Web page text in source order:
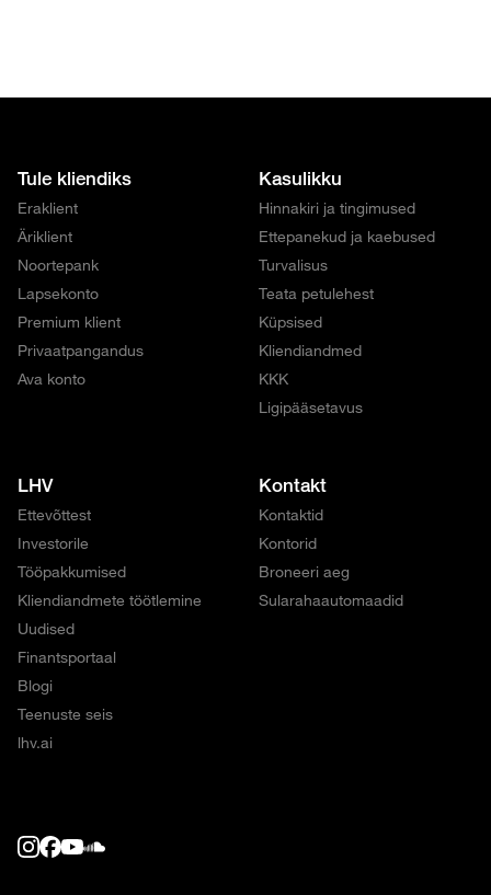
Tule kliendiks
Eraklient
Äriklient
Noortepank
Lapsekonto
Premium klient
Privaatpangandus
Ava konto
Kasulikku
Hinnakiri ja tingimused
Ettepanekud ja kaebused
Turvalisus
Teata petulehest
Küpsised
Kliendiandmed
KKK
Ligipääsetavus
LHV
Ettevõttest
Investorile
Tööpakkumised
Kliendiandmete töötlemine
Uudised
Finantsportaal
Blogi
Teenuste seis
lhv.ai
Kontakt
Kontaktid
Kontorid
Broneeri aeg
Sularahaautomaadid